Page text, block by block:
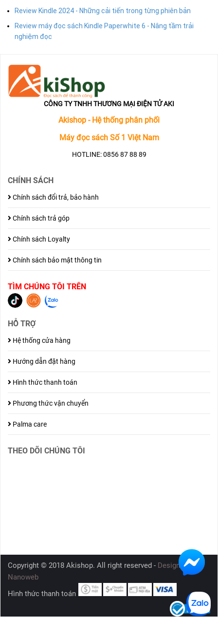
Review Kindle 2024 - Những cải tiến trong từng phiên bản
Review máy đọc sách Kindle Paperwhite 6 - Nâng tầm trải
nghiệm đọc
CÔNG TY TNHH THƯƠNG MẠI ĐIỆN TỬ AKI
Akishop - Hệ thống phân phối
Máy đọc sách Số 1 Việt Nam
HOTLINE: 0856 87 88 89
CHÍNH SÁCH
Chính sách đổi trả, bảo hành
Chính sách trả góp
Chính sách Loyalty
Chính sách bảo mật thông tin
TÌM CHÚNG TÔI TRÊN
HỖ TRỢ
Hệ thống cửa hàng
Hướng dẫn đặt hàng
Hình thức thanh toán
Phương thức vận chuyển
Palma care
THEO DÕI CHÚNG TÔI
Copyright © 2018 Akishop. All right reserved - Design by
Nanoweb
Hình thức thanh toán